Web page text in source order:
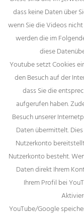
dass keine Daten über
wenn Sie die Videos
werden die im
diese
Youtube setzt Cookies
den Besuch auf der
dass Sie die
aufgerufen haben.
Besuch unserer
Daten übermittelt.
Nutzerkonto
Nutzerkonto besteht.
Daten direkt Ihrem
Ihrem Profil bei
YouTube/Google